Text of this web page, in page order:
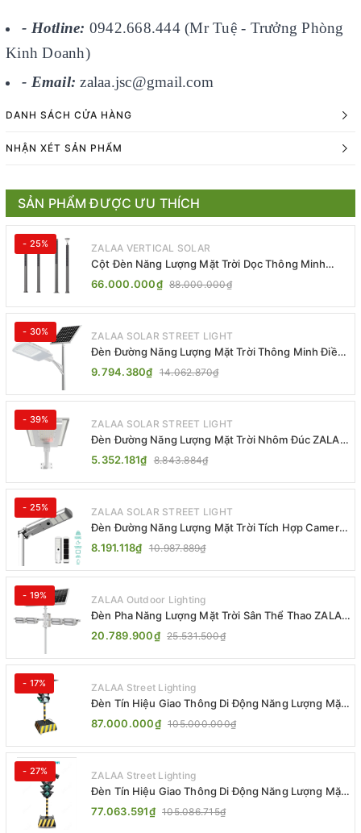
- Hotline: 0942.668.444 (Mr Tuệ - Trưởng Phòng
Kinh Doanh)
- Email: zalaa.jsc@gmail.com
DANH SÁCH CỬA HÀNG
NHẬN XÉT SẢN PHẨM
SẢN PHẨM ĐƯỢC ƯU THÍCH
- 25% ZALAA VERTICAL SOLAR
Cột Đèn Năng Lượng Mặt Trời Dọc Thông Minh
ZSR-YYDS-360 | ZALAA Jsc
66.000.000₫ 88.000.000₫
- 30% ZALAA SOLAR STREET LIGHT
Đèn Đường Năng Lượng Mặt Trời Thông Minh Điều
Khiển MPPT ZL-GMX01 ZALAA
9.794.380₫ 14.062.870₫
- 39% ZALAA SOLAR STREET LIGHT
Đèn Đường Năng Lượng Mặt Trời Nhôm Đúc ZALAA
ZL-BWH Cao Cấp IP65
5.352.181₫ 8.843.884₫
- 25% ZALAA SOLAR STREET LIGHT
Đèn Đường Năng Lượng Mặt Trời Tích Hợp Camera
ZALAA ZL-BJ04-CCTV (80W, IP65)
8.191.118₫ 10.987.889₫
- 19% ZALAA Outdoor Lighting
Đèn Pha Năng Lượng Mặt Trời Sân Thể Thao ZALAA
Jsc Chống Nước IP65 Cao Cấp
20.789.900₫ 25.531.500₫
- 17% ZALAA Street Lighting
Đèn Tín Hiệu Giao Thông Di Động Năng Lượng Mặt
Trời ZALAA ZL-300A-D
87.000.000₫ 105.000.000₫
- 27% ZALAA Street Lighting
Đèn Tín Hiệu Giao Thông Di Động Năng Lượng Mặt
Trời ZALAA ZL-409300C
77.063.591₫ 105.086.715₫